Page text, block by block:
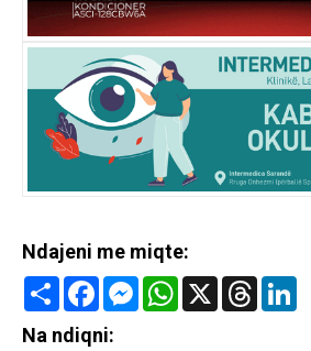
Ndajeni me miqte:
Share FacebookMessenger
WhatsApp
X Threads
Na ndiqni: